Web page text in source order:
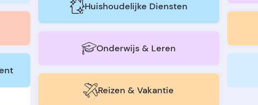
Huishoudelijke Diensten
Onderwijs & Leren
Reizen & Vakantie